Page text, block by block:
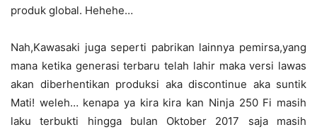
produk global. Hehehe…
Nah,Kawasaki juga seperti pabrikan lainnya pemirsa,yang
mana ketika generasi terbaru telah lahir maka versi lawas
akan diberhentikan produksi aka discontinue aka suntik
Mati! weleh… kenapa ya kira kira kan Ninja 250 Fi masih
laku terbukti hingga bulan Oktober 2017 saja masih